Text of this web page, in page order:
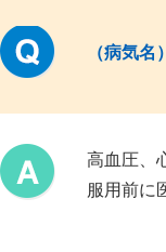
（病気
高血圧、
服用前に